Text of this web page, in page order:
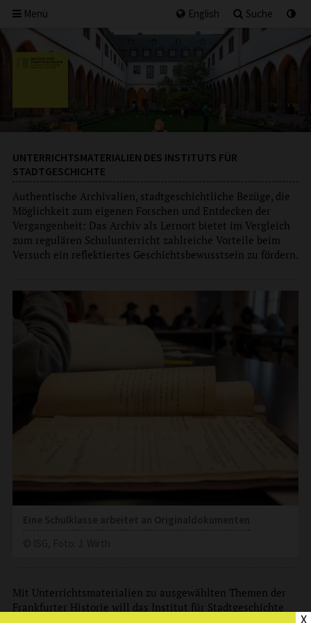
Menü English Suche
UNTERRICHTSMATERIALIEN DES INSTITUTS FÜR
STADTGESCHICHTE
Authentische Archivalien, stadtgeschichtliche Bezüge, die
Möglichkeit zum eigenen Forschen und Entdecken der
Vergangenheit: Das Archiv als Lernort bietet im Vergleich
zum regulären Schulunterricht zahlreiche Vorteile beim
Versuch ein reflektiertes Geschichtsbewusstsein zu fördern.
Mit Unterrichtsmaterialien zu ausgewählten Themen der
Frankfurter Historie will das Institut für Stadtgeschichte
X